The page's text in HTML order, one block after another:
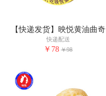
【快递发货】映悦黄油曲奇
快递配送
￥78 ￥98